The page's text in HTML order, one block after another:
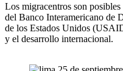
Los migracentros son
del Banco Interamericano de
de los Estados Unidos
y el desarrollo internacional.